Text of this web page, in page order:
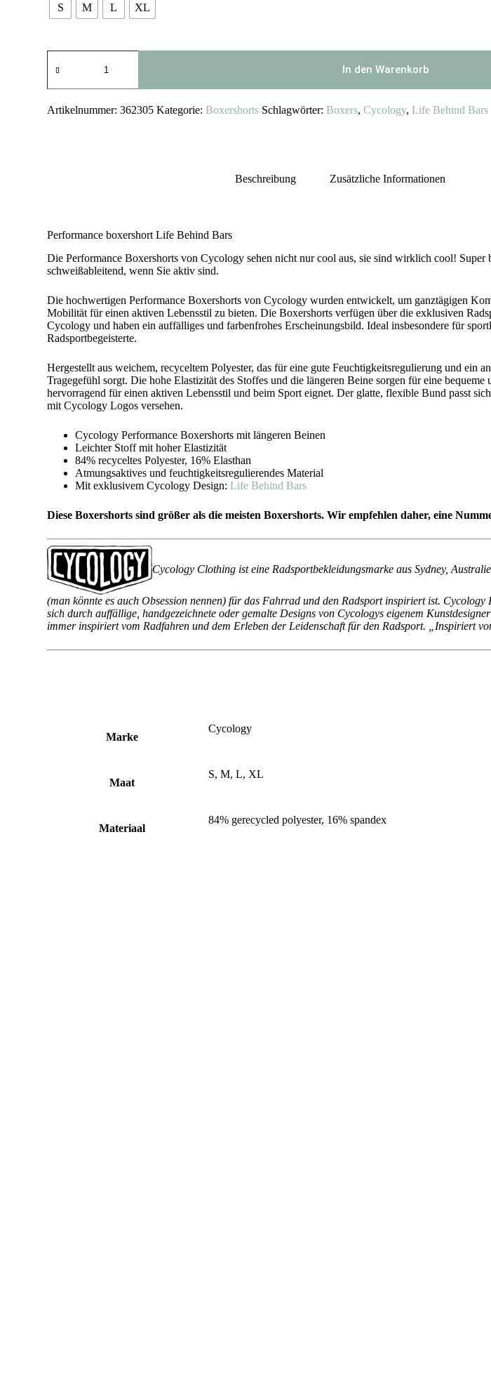
S M L XL
performance
Life
Bars
In den Warenkorb
Artikelnummer:362305 Kategorie:Boxershorts Schlagwörter:Boxers,Cycology,Life Behind Bars
Beschreibung Zusätzliche Informationen
Performance boxershort Life Behind Bars
Die Performance Boxershorts von Cycology sehen nicht nur cool aus, sie sind wirklich cool! Super
schweißableitend, wenn Sie aktiv sind.
Die hochwertigen Performance Boxershorts von Cycology wurden entwickelt, um ganztägigen
Mobilität für einen aktiven Lebensstil zu bieten. Die Boxershorts verfügen über die exklusiven
Cycology und haben ein auffälliges und farbenfrohes Erscheinungsbild. Ideal insbesondere für
Radsportbegeisterte.
Hergestellt aus weichem, recyceltem Polyester, das für eine gute Feuchtigkeitsregulierung und ein
Tragegefühl sorgt. Die hohe Elastizität des Stoffes und die längeren Beine sorgen für eine bequeme
hervorragend für einen aktiven Lebensstil und beim Sport eignet. Der glatte, flexible Bund passt
mit Cycology Logos versehen.
Cycology Performance Boxershorts mit längeren Beinen
Leichter Stoff mit hoher Elastizität
84% recyceltes Polyester, 16% Elasthan
Atmungsaktives und feuchtigkeitsregulierendes Material
Mit exklusivem Cycology Design:Life Behind Bars
Diese Boxershorts sind größer als die meisten Boxershorts. Wir empfehlen daher, eine
Cycology Clothing ist eine Radsportbekleidungsmarke aus Sydney,
(man könnte es auch Obsession nennen) für das Fahrrad und den Radsport inspiriert ist. Cycology
sich durch auffällige, handgezeichnete oder gemalte Designs von Cycologys eigenem
immer inspiriert vom Radfahren und dem Erleben der Leidenschaft für den Radsport. „Inspiriert
Marke
Cycology
Maat
S, M, L, XL
Materiaal
84% gerecycled polyester, 16% spandex